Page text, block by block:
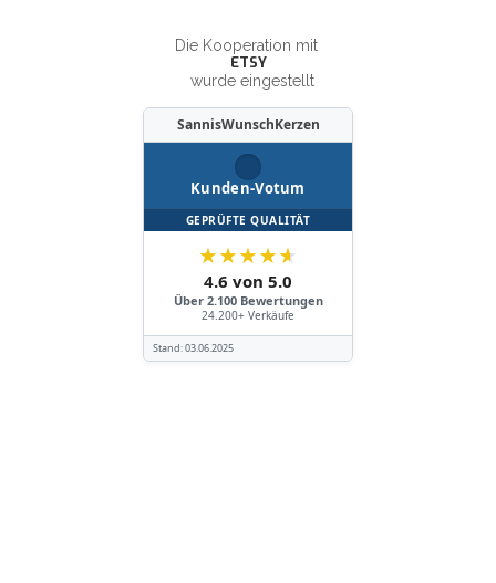
Die Kooperation mit
ETSY
wurde eingestellt
SannisWunschKerzen
Kunden-Votum
GEPRÜFTE QUALITÄT
★★★★★
4.6 von 5.0
Über 2.100 Bewertungen
24.200+ Verkäufe
Stand:03.06.2025